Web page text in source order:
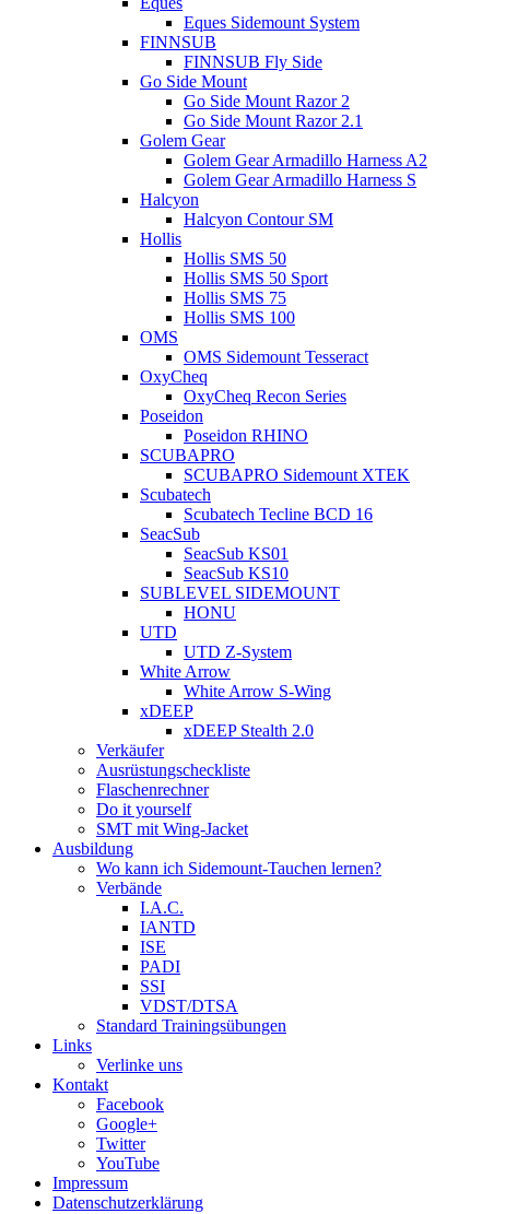
Eques Sidemount System
FINNSUB
FINNSUB Fly Side
Go Side Mount
Go Side Mount Razor 2
Go Side Mount Razor 2.1
Golem Gear
Golem Gear Armadillo Harness A2
Golem Gear Armadillo Harness S
Halcyon
Halcyon Contour SM
Hollis
Hollis SMS 50
Hollis SMS 50 Sport
Hollis SMS 75
Hollis SMS 100
OMS
OMS Sidemount Tesseract
OxyCheq
OxyCheq Recon Series
Poseidon
Poseidon RHINO
SCUBAPRO
SCUBAPRO Sidemount XTEK
Scubatech
Scubatech Tecline BCD 16
SeacSub
SeacSub KS01
SeacSub KS10
SUBLEVEL SIDEMOUNT
HONU
UTD
UTD Z-System
White Arrow
White Arrow S-Wing
xDEEP
xDEEP Stealth 2.0
Verkäufer
Ausrüstungscheckliste
Flaschenrechner
Do it yourself
SMT mit Wing-Jacket
Ausbildung
Wo kann ich Sidemount-Tauchen lernen?
Verbände
I.A.C.
IANTD
ISE
PADI
SSI
VDST/DTSA
Standard Trainingsübungen
Links
Verlinke uns
Kontakt
Facebook
Google+
Twitter
YouTube
Impressum
Datenschutzerklärung